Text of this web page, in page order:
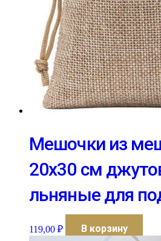
Мешочки из
20х30 см
льняные для
119,00 ₽ В корзину